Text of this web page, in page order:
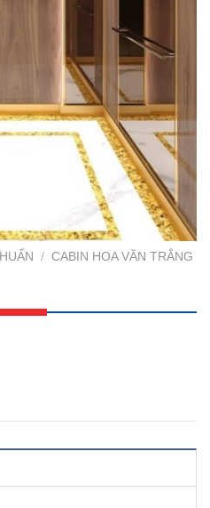
/ CABIN HOA VĂN TRẮNG